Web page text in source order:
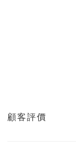
顧客評價